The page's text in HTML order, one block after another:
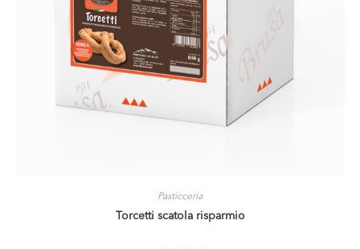
Pasticceria
Torcetti scatola risparmio